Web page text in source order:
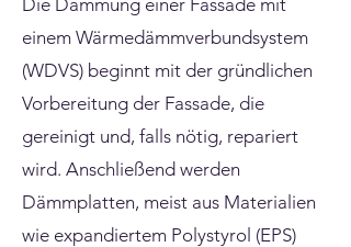
Die Dämmung einer Fassade mit
einem Wärmedämmverbundsystem
(WDVS) beginnt mit der gründlichen
Vorbereitung der Fassade, die
gereinigt und, falls nötig, repariert
wird. Anschließend werden
Dämmplatten, meist aus Materialien
wie expandiertem Polystyrol (EPS)